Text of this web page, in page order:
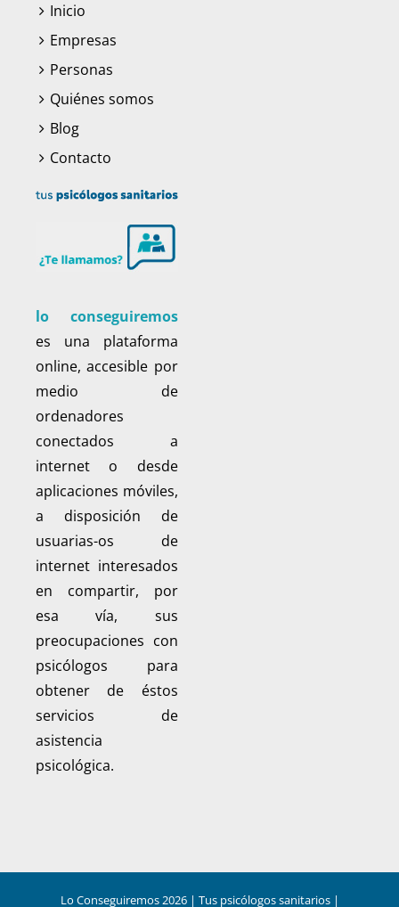
Inicio
Empresas
Personas
Quiénes somos
Blog
Contacto
lo conseguiremos
es una plataforma
online, accesible por
medio de
ordenadores
conectados a
internet o desde
aplicaciones móviles,
a disposición de
usuarias-os de
internet interesados
en compartir, por
esa vía, sus
preocupaciones con
psicólogos para
obtener de éstos
servicios de
asistencia
psicológica.
Lo Conseguiremos2026| Tus psicólogos sanitarios |